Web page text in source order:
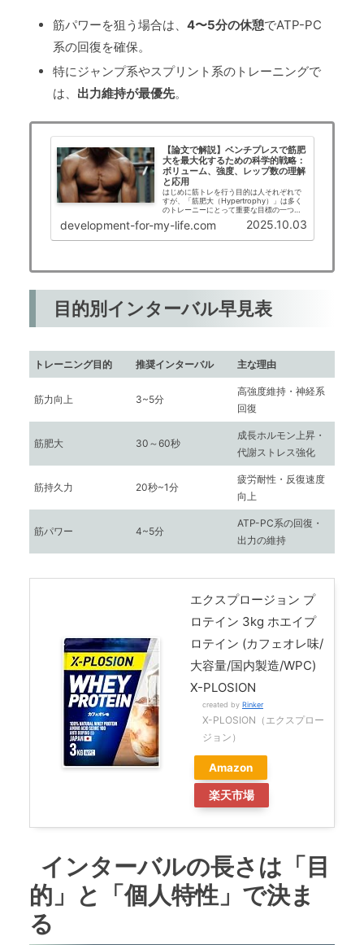
筋パワーを狙う場合は、 4〜5分の休憩でATP-PC
系の回復を確保。
特にジャンプ系やスプリント系のトレーニングで
は、 出力維持が最優先。
【論文で解説】ベンチプレスで筋肥
大を最大化するための科学的戦略：
ボリューム、強度、レップ数の理解
と応用
はじめに筋トレを行う目的は人それぞれで
すが、「筋肥大（Hypertrophy）」は多く
のトレーニーにとって重要な目標の一つで
す。特にベンチプレスは、上半身の筋肥大
を狙う上で最も基本的かつ効果的な種目と
development-for-my-life.com 2025.10.03
目的別インターバル早見表
トレーニング目的 推奨インターバル 主な理由
筋力向上 3~5分
高強度維持・神経系
回復
筋肥大 30～60秒
成長ホルモン上昇・
代謝ストレス強化
筋持久力 20秒~1分
疲労耐性・反復速度
向上
筋パワー 4~5分
ATP-PC系の回復・
出力の維持
エクスプロージョン プ
ロテイン 3kg ホエイプ
ロテイン (カフェオレ味/
大容量/国内製造/WPC)
X-PLOSION
created by Rinker
X-PLOSION（エクスプロー
ジョン）
Amazon
楽天市場
インターバルの長さは「目
的」と「個人特性」で決ま
る